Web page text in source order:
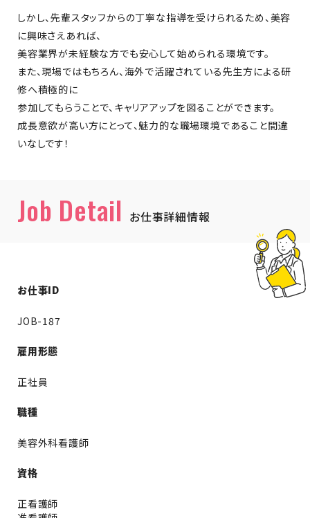
しかし、先輩スタッフからの丁寧な指導を受けられるため、美容
に興味さえあれば、
美容業界が未経験な方でも安心して始められる環境です。
また、現場ではもちろん、海外で活躍されている先生方による研
修へ積極的に
参加してもらうことで、キャリアアップを図ることができます。
成長意欲が高い方にとって、魅力的な職場環境であること間違
いなしです！
Job Detail お仕事詳細情報
お仕事ID
JOB-187
雇用形態
正社員
職種
美容外科看護師
資格
正看護師